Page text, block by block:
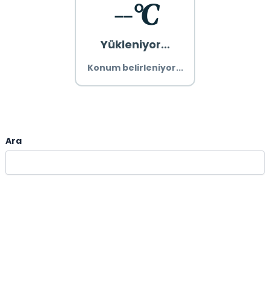
--°C
Yükleniyor...
Konum belirleniyor...
Ara